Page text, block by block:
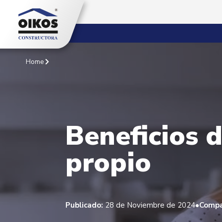
Home
Beneficios
propio
Publicado:28 de Noviembre de 2024•